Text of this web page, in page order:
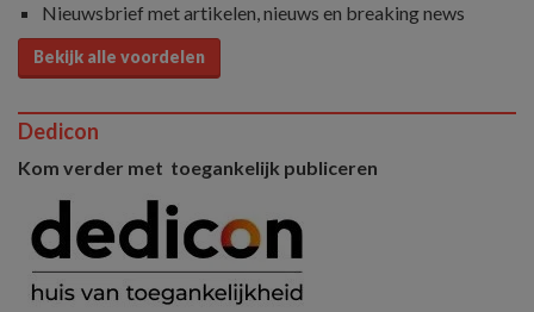
Nieuwsbrief met artikelen, nieuws en breaking news
Bekijk alle voordelen
Dedicon
Kom verder met toegankelijk publiceren